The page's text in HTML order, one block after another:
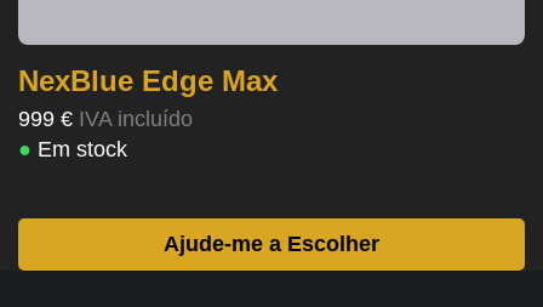
NexBlue Edge Max
999 € IVA incluído
● Em stock
Ajude-me a Escolher